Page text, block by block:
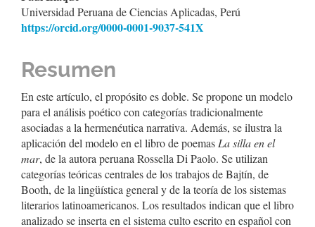
principal
artículo
Universidad Peruana de Ciencias Aplicadas, Perú
https://orcid.org/0000-0001-9037-541X
Resumen
En este artículo, el propósito es doble. Se propone un modelo
para el análisis poético con categorías tradicionalmente
asociadas a la hermenéutica narrativa. Además, se ilustra la
aplicación del modelo en el libro de poemasLa silla en el
mar, de la autora peruana Rossella Di Paolo. Se utilizan
categorías teóricas centrales de los trabajos de Bajtín, de
Booth, de la lingüística general y de la teoría de los sistemas
literarios latinoamericanos. Los resultados indican que el libro
analizado se inserta en el sistema culto escrito en español con